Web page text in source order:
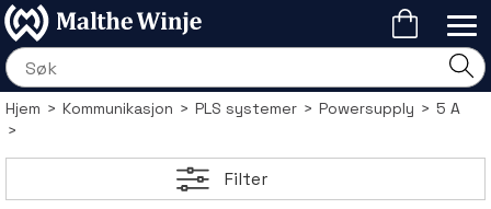
Hjem>Kommunikasjon>PLS systemer>Powersupply>5 A
>
Filter